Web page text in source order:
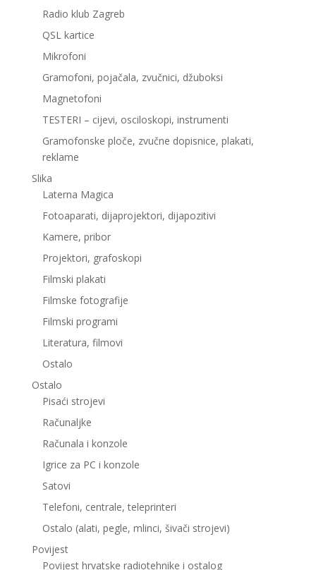
Radio klub Zagreb
QSL kartice
Mikrofoni
Gramofoni, pojačala, zvučnici, džuboksi
Magnetofoni
TESTERI – cijevi, osciloskopi, instrumenti
Gramofonske ploče, zvučne dopisnice, plakati,
reklame
Slika
Laterna Magica
Fotoaparati, dijaprojektori, dijapozitivi
Kamere, pribor
Projektori, grafoskopi
Filmski plakati
Filmske fotografije
Filmski programi
Literatura, filmovi
Ostalo
Ostalo
Pisaći strojevi
Računaljke
Računala i konzole
Igrice za PC i konzole
Satovi
Telefoni, centrale, teleprinteri
Ostalo (alati, pegle, mlinci, šivači strojevi)
Povijest
Povijest hrvatske radiotehnike i ostalog